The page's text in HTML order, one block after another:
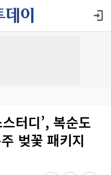
터디’, 복순도
벚꽃 패키지